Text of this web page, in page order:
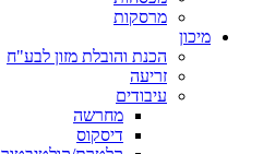
מרסקות
מיכון
הכנת והובלת מזון לבע"ח
זריעה
עיבודים
מחרשה
דיסקוס